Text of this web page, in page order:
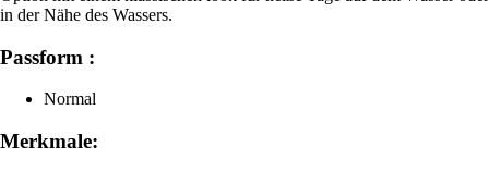
in der Nähe des Wassers.
Passform :
Normal
Merkmale: